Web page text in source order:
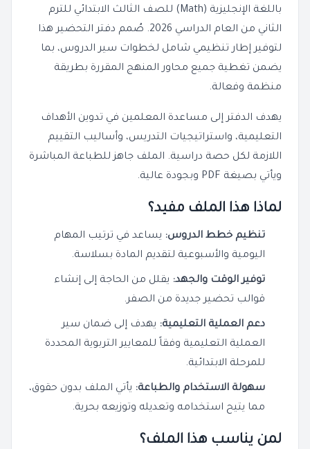
باللغة الإنجليزية (Math) للصف الثالث الابتدائي للترم
الثاني من العام الدراسي 2026. صُمم دفتر التحضير هذا
لتوفير إطار تنظيمي شامل لخطوات سير الدروس، بما
يضمن تغطية جميع محاور المنهج المقررة بطريقة
منظمة وفعالة.
يهدف الدفتر إلى مساعدة المعلمين في تدوين الأهداف
التعليمية، واستراتيجيات التدريس، وأساليب التقييم
اللازمة لكل حصة دراسية. الملف جاهز للطباعة المباشرة
ويأتي بصيغة PDF وبجودة عالية.
لماذا هذا الملف مفيد؟
تنظيم خطط الدروس: يساعد في ترتيب المهام
اليومية والأسبوعية لتقديم المادة بسلاسة.
توفير الوقت والجهد: يقلل من الحاجة إلى إنشاء
قوالب تحضير جديدة من الصفر.
دعم العملية التعليمية: يهدف إلى ضمان سير
العملية التعليمية وفقاً للمعايير التربوية المحددة
للمرحلة الابتدائية.
سهولة الاستخدام والطباعة: يأتي الملف بدون حقوق،
مما يتيح استخدامه وتعديله وتوزيعه بحرية.
لمن يناسب هذا الملف؟